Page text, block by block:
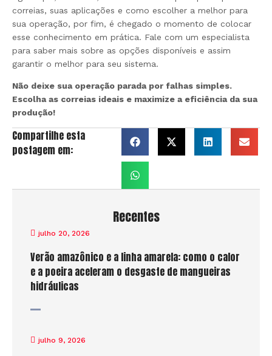
Recentes
julho 20, 2026
Verão amazônico e a linha amarela: como o calor
e a poeira aceleram o desgaste de mangueiras
hidráulicas
julho 9, 2026
correias, suas aplicações e como escolher a melhor para
sua operação, por fim, é chegado o momento de colocar
esse conhecimento em prática. Fale com um especialista
para saber mais sobre as opções disponíveis e assim
garantir o melhor para seu sistema.
Não deixe sua operação parada por falhas simples.
Escolha as correias ideais e maximize a eficiência da sua
produção!
Compartilhe esta
postagem em: